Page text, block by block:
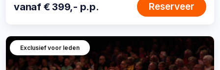
vanaf € 399,- p.p. Reserveer
Exclusief voor leden